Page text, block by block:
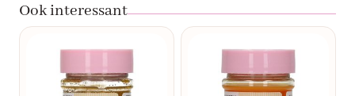
Ook interessant